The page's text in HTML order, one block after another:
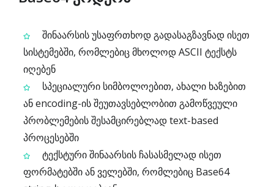
შინაარსის უსაფრთხოდ გადასაგზავნად ისეთ
სისტემებში, რომლებიც მხოლოდ ASCII ტექსტს
იღებენ
სპეციალური სიმბოლოებით, ახალი ხაზებით
ან encoding-ის შეუთავსებლობით გამოწვეული
პრობლემების შესამცირებლად text-based
პროცესებში
ტექსტური შინაარსის ჩასასმელად ისეთ
ფორმატებში ან ველებში, რომლებიც Base64